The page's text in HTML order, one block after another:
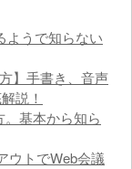
ようで知らない
】手書き、音声
説！
基本から知ら
ウトでWeb会議